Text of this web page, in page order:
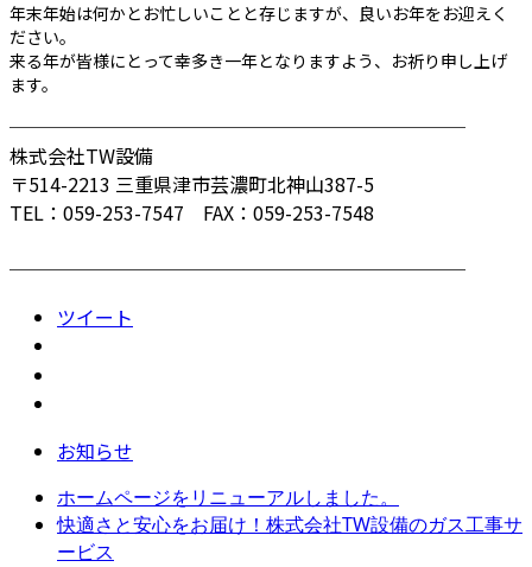
年末年始は何かとお忙しいことと存じますが、良いお年をお迎えく
ださい。
来る年が皆様にとって幸多き一年となりますよう、お祈り申し上げ
ます。
────────────────────────
株式会社TW設備
〒514-2213 三重県津市芸濃町北神山387-5
TEL：059-253-7547 FAX：059-253-7548
────────────────────────
ツイート
お知らせ
ホームページをリニューアルしました。
快適さと安心をお届け！株式会社TW設備のガス工事サ
ービス